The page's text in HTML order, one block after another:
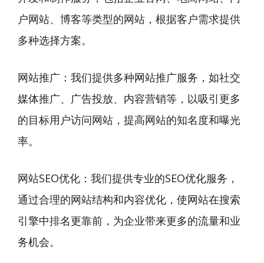
户网站、博客等类型的网站，根据客户需求提供
多种选择方案。
网站推广：我们提供多种网站推广服务，如社交
媒体推广、广告投放、内容营销等，以吸引更多
的目标用户访问网站，提高网站的知名度和曝光
率。
网站SEO优化：我们提供专业的SEO优化服务，
通过合理的网站结构和内容优化，使网站在搜索
引擎中排名更靠前，为企业带来更多的流量和业
务机会。